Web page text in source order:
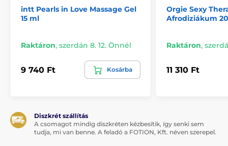
intt Pearls in Love Massage Gel
15 ml
Raktáron, szerdán 8. 12. Önnél
9 740 Ft Kosárba
Orgie Sexy
Afrodiziákum
Raktáron,
11 310 Ft
Diszkrét szállítás
A csomagot mindig diszkréten kézbesítik, így senki sem
tudja, mi van benne. A feladó a FOTION, Kft. néven szerepel.